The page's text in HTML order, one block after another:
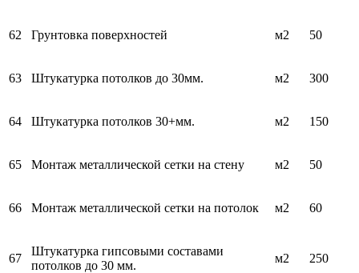
62 Грунтовка поверхностей м2 50
63 Штукатурка потолков до 30мм. м2 300
64 Штукатурка потолков 30+мм. м2 150
65 Монтаж металлической сетки на стену м2 50
66 Монтаж металлической сетки на потолок м2 60
67
Штукатурка гипсовыми составами
потолков до 30 мм.
м2 250